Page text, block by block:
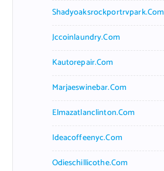
Shadyoaksrockportrvpark.com
Jccoinlaundry.com
Kautorepair.com
Marjaeswinebar.com
Elmazatlanclinton.com
Ideacoffeenyc.com
Odieschillicothe.com